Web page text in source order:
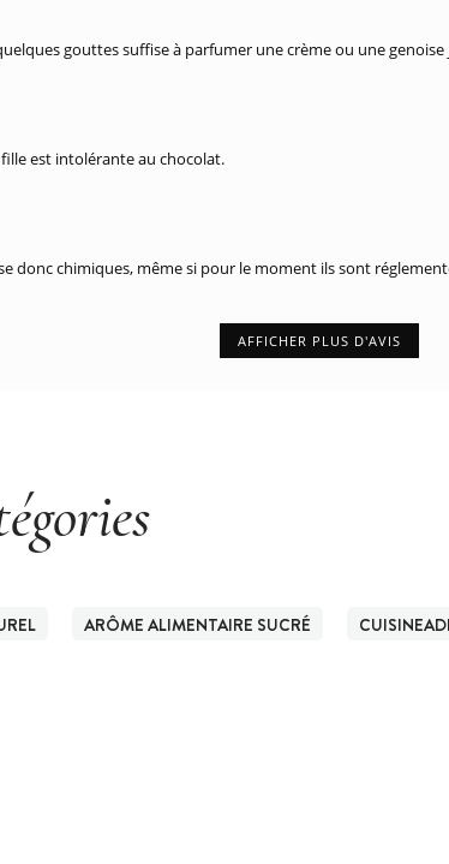
gouttes suffise à parfumer une crème ou une
est intolérante au chocolat.
donc chimiques, même si pour le moment ils sont
AFFICHER PLUS D'AVIS
ARÔME ALIMENTAIRE SUCRÉ